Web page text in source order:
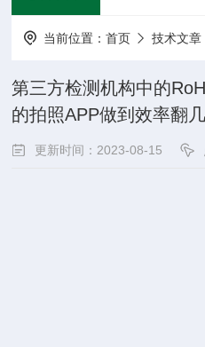
当前位置：首页 技术文章
第三方检测机构中的
的拍照APP做到效率翻
更新时间：2023-08-15